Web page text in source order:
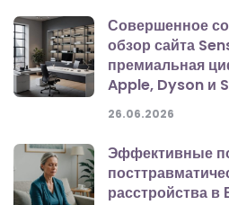
Совершенное
обзор сайта
премиальная
Apple, Dyson и
26.06.2026
Эффективные
расстройства в